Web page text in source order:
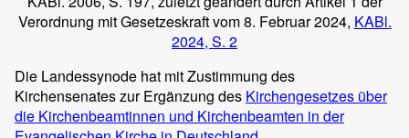
Verordnung mit Gesetzeskraft vom 8. Februar 2024, KABl.
2024, S. 2
Die Landessynode hat mit Zustimmung des
Kirchensenates zur Ergänzung des Kirchengesetzes über
die Kirchenbeamtinnen und Kirchenbeamten in der